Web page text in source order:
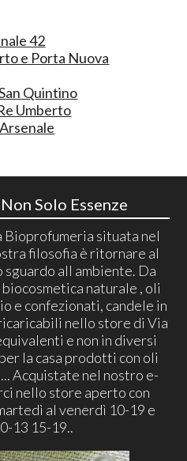
42
e Porta Nuova
Quintino
Umberto
Solo Essenze
Bioprofumeria situata nel
filosofia è ritornare al
sguardo all ambiente. Da
naturale , oli
e confezionati, candele in
nello store di Via
e non in diversi
la casa prodotti con oli
Acquistate nel nostro e-
nello store aperto con
al venerdì 10-19 e
13 15-19..